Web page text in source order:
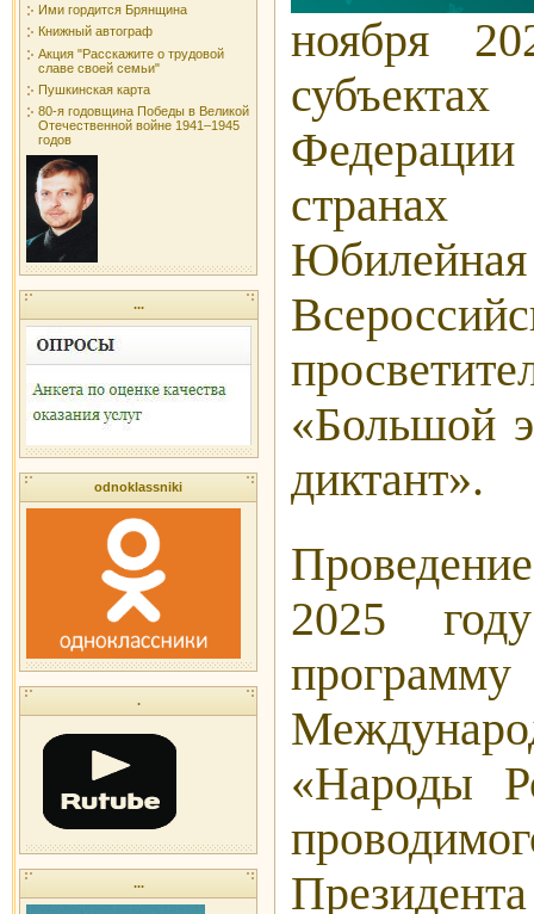
Ими гордится Брянщина
Книжный автограф
Акция "Расскажите о трудовой
славе своей семьи"
Пушкинская карта
80-я годовщина Победы в Великой
Отечественной войне 1941–1945
годов
...
odnoklassniki
.
...
ноября
«Большой
диктант».
2025
«Народы